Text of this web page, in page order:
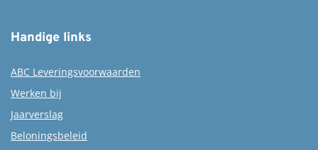
Handige links
ABC Leveringsvoorwaarden
Werken bij
Jaarverslag
Beloningsbeleid